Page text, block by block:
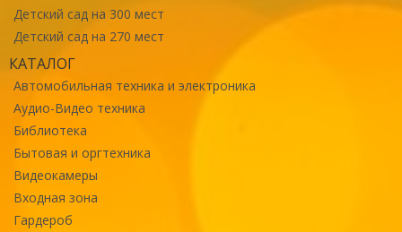
Детский сад на 300 мест
Детский сад на 270 мест
КАТАЛОГ
Автомобильная техника и электроника
Аудио-Видео техника
Библиотека
Бытовая и оргтехника
Видеокамеры
Входная зона
Гардероб